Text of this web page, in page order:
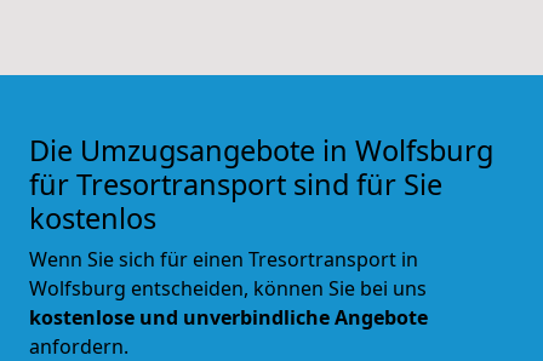
Die Umzugsangebote in Wolfsburg
für Tresortransport sind für Sie
kostenlos
Wenn Sie sich für einen Tresortransport in
Wolfsburg entscheiden, können Sie bei uns
kostenlose und unverbindliche Angebote
anfordern.